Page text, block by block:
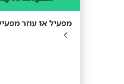
מפעיל או עוזר